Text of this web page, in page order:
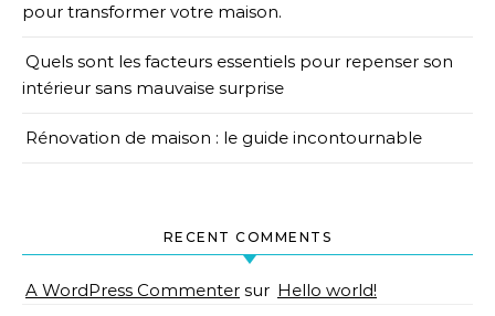
pour transformer votre maison.
Quels sont les facteurs essentiels pour repenser son
intérieur sans mauvaise surprise
Rénovation de maison : le guide incontournable
RECENT COMMENTS
A WordPress Commenter sur Hello world!